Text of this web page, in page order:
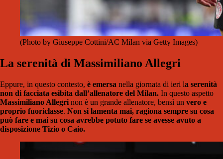
(Photo by Giuseppe Cottini/AC Milan via Getty Images)
La serenità di Massimiliano Allegri
Eppure, in questo contesto, è emersa nella giornata di ieri la serenità
non di facciata esibita dall’allenatore del Milan. In questo aspetto
Massimiliano Allegri non è un grande allenatore, bensì un vero e
proprio fuoriclasse. Non si lamenta mai, ragiona sempre su cosa
può fare e mai su cosa avrebbe potuto fare se avesse avuto a
disposizione Tizio o Caio.